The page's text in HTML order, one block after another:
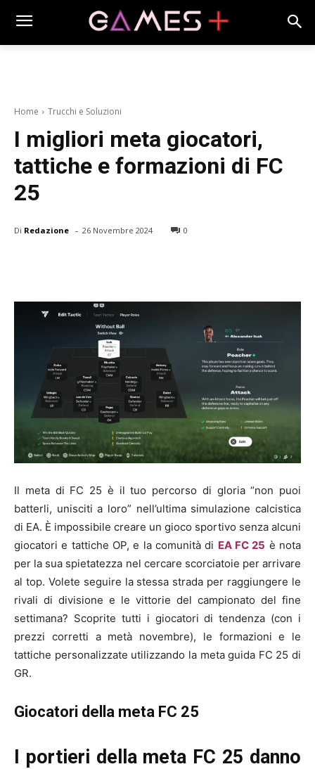
Home Trucchi e Soluzioni
I migliori meta giocatori,
tattiche e formazioni di FC
25
Di Redazione - 26 Novembre 2024 0
Il meta di FC 25 è il tuo percorso di gloria “non puoi
batterli, unisciti a loro” nell’ultima simulazione calcistica
di EA. È impossibile creare un gioco sportivo senza alcuni
giocatori e tattiche OP, e la comunità di EA FC 25 è nota
per la sua spietatezza nel cercare scorciatoie per arrivare
al top. Volete seguire la stessa strada per raggiungere le
rivali di divisione e le vittorie del campionato del fine
settimana? Scoprite tutti i giocatori di tendenza (con i
prezzi corretti a metà novembre), le formazioni e le
tattiche personalizzate utilizzando la meta guida FC 25 di
GR.
Giocatori della meta FC 25
I portieri della meta FC 25 danno